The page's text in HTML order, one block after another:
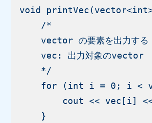
void
    /*
    vector の要素を出力する
    vec: 出力対象のvector
    */
for (int i = 0; i <
cout << vec[i]
    }